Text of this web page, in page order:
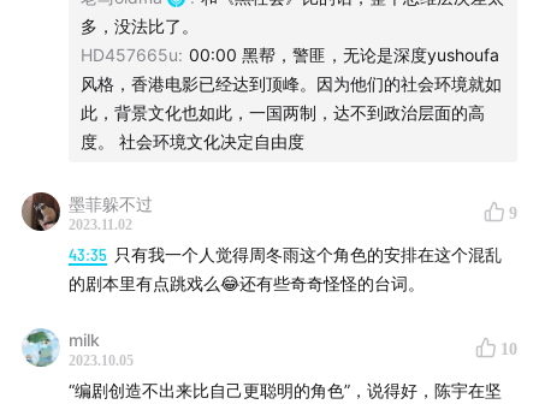
多，没法比了。
HD457665u: 00:00 黑帮，警匪，无论是深度yushoufa
风格，香港电影已经达到顶峰。因为他们的社会环境就如
此，背景文化也如此，一国两制，达不到政治层面的高
度。 社会环境文化决定自由度
墨菲躲不过
2023.11.02
9
43:35 只有我一个人觉得周冬雨这个角色的安排在这个混乱
的剧本里有点跳戏么😂还有些奇奇怪怪的台词。
milk
2023.10.05
10
“编剧创造不出来比自己更聪明的角色”，说得好，陈宇在坚